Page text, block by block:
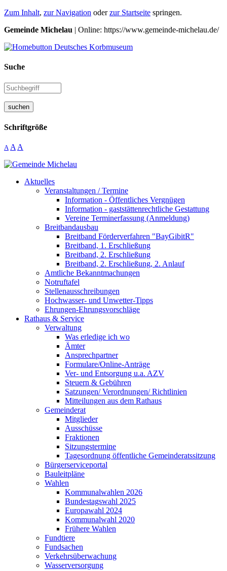
Zum Inhalt, zur Navigation oderzur Startseite springen.
Gemeinde Michelau | Online: https://www.gemeinde-michelau.de/
Suche
suchen
Schriftgröße
A A A
Aktuelles
Veranstaltungen / Termine
Information - Öffentliches Vergnügen
Information - gaststättenrechtliche Gestattung
Vereine Terminerfassung (Anmeldung)
Breitbandausbau
Breitband Förderverfahren "BayGibitR"
Breitband, 1. Erschließung
Breitband, 2. Erschließung
Breitband, 2. Erschließung, 2. Anlauf
Amtliche Bekanntmachungen
Notruftafel
Stellenausschreibungen
Hochwasser- und Unwetter-Tipps
Ehrungen-Ehrungsvorschläge
Rathaus & Service
Verwaltung
Was erledige ich wo
Ämter
Ansprechpartner
Formulare/Online-Anträge
Ver- und Entsorgung u.a. AZV
Steuern & Gebühren
Satzungen/ Verordnungen/ Richtlinien
Mitteilungen aus dem Rathaus
Gemeinderat
Mitglieder
Ausschüsse
Fraktionen
Sitzungstermine
Tagesordnung öffentliche Gemeinderatssitzung
Bürgerserviceportal
Bauleitpläne
Wahlen
Kommunalwahlen 2026
Bundestagswahl 2025
Europawahl 2024
Kommunalwahl 2020
Frühere Wahlen
Fundtiere
Fundsachen
Verkehrsüberwachung
Wasserversorgung